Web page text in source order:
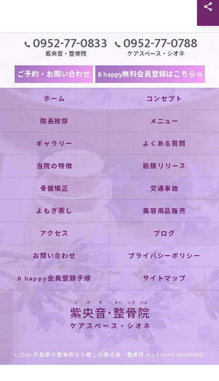
0952-77-0833
紫央音・整骨院 0952-77-0788
ケアスペース・シオネ
ご予約・お問い合わせ B happy無料会員登録はこちら
ホーム コンセプト
院長挨拶 メニュー
ギャラリー よくある質問
当院の特徴 筋膜リリース
骨盤矯正 交通事故
よもぎ蒸し 美容用品販売
アクセス ブログ
お問い合わせ プライバシーポリシー
B happy会員登録手順 サイトマップ
c 2026 杵島郡の整骨院なら癒しの紫央音・整骨院 ALL RIGHTS RESERVED.